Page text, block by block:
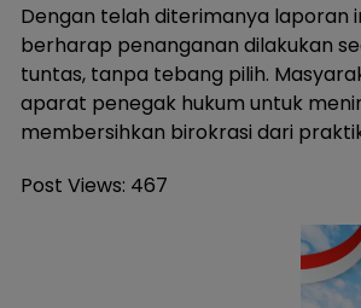
Dengan telah diterimanya laporan
berharap penanganan dilakukan
tuntas, tanpa tebang pilih.
aparat penegak hukum untuk
membersihkan birokrasi dari
Post Views: 467